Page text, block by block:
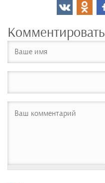
Комментировать